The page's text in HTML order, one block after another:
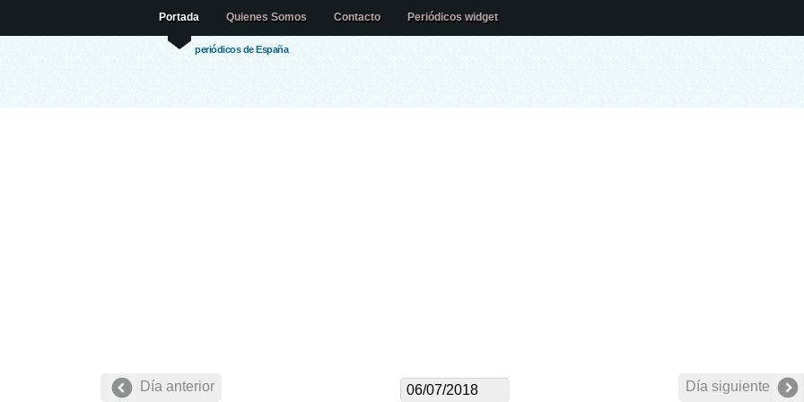
periódicos de España
Portada Quienes Somos Contacto Periódicos widget
Día anterior Día siguiente